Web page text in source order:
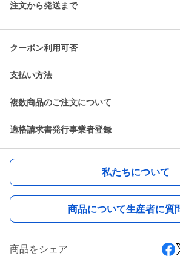
注文から発送まで
クーポン利用可否
支払い方法
複数商品のご注文について
適格請求書発行事業者登録
私たちについて
商品について生産者に質
商品をシェア